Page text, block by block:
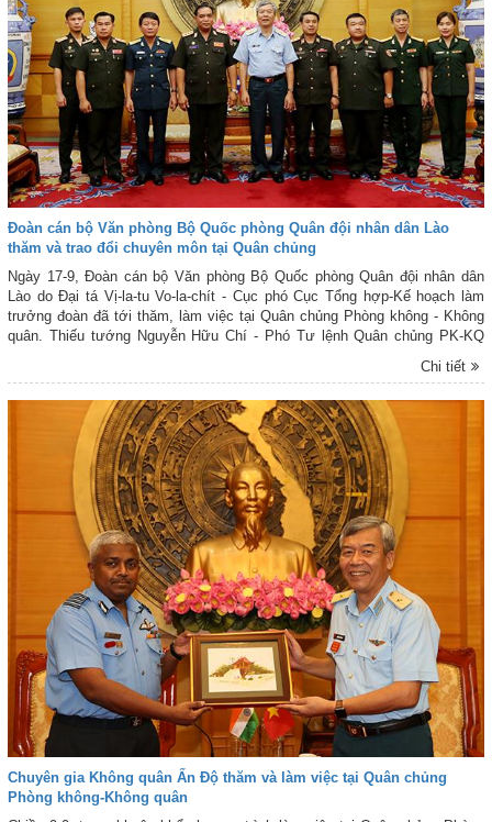
Đoàn cán bộ Văn phòng Bộ Quốc phòng Quân đội nhân dân Lào
thăm và trao đổi chuyên môn tại Quân chủng
Ngày 17-9, Đoàn cán bộ Văn phòng Bộ Quốc phòng Quân đội nhân dân
Lào do Đại tá Vị-la-tu Vo-la-chít - Cục phó Cục Tổng hợp-Kế hoạch làm
trưởng đoàn đã tới thăm, làm việc tại Quân chủng Phòng không - Không
quân. Thiếu tướng Nguyễn Hữu Chí - Phó Tư lệnh Quân chủng PK-KQ
Chi tiết
Chuyên gia Không quân Ấn Độ thăm và làm việc tại Quân chủng
Phòng không-Không quân